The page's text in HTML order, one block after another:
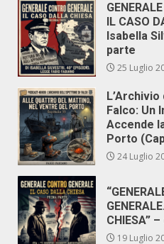
IL CASO
Isabella
parte
25 Luglio
Falco: Un
Accende
Porto
24 Luglio
CHIESA”
19 Luglio